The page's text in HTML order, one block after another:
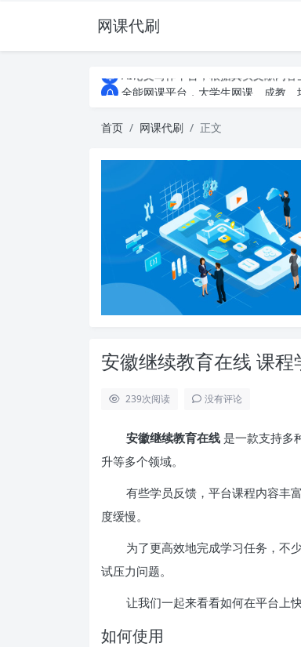
网课代刷
AI论文写作平台，根据真实文献内容
全能网课平台，大学生网课、成教
全能网课平台，大学生网课、成教
首页 网课代刷 正文
安徽继续教育在线 课
239次阅读 没有评论
安徽继续教育在线 是一款支持多
升等多个领域。
有些学员反馈，平台课程内容丰
度缓慢。
为了更高效地完成学习任务，不
试压力问题。
让我们一起来看看如何在平台上
如何使用